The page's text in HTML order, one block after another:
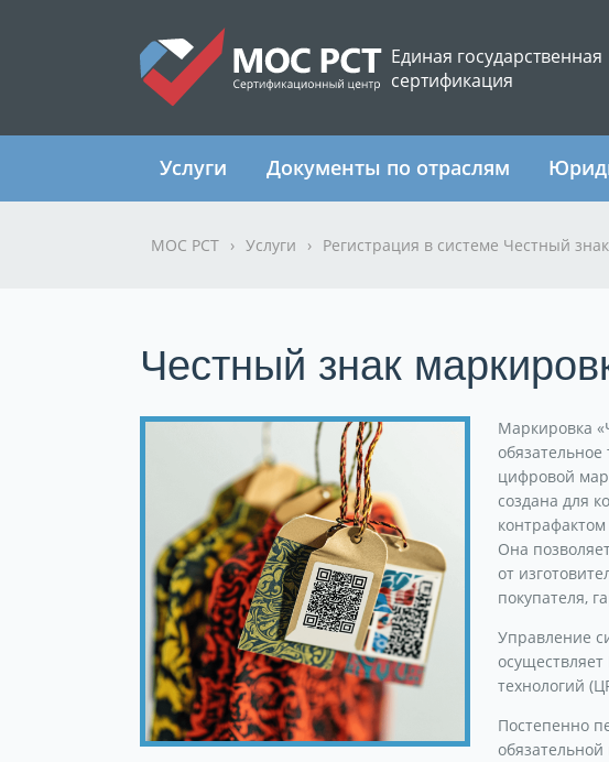
Единая государственная
сертификация
Услуги Документы по отраслям
МОС РСТ › Услуги › Регистрация в системе Честный знак
Честный знак
Маркировка
цифровой
создана для
Она
от
покупателя,
Управление
технологий
Постепенно